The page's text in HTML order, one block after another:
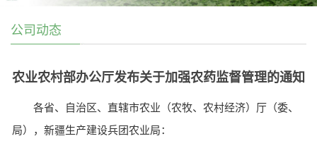
公司动态
农业农村部办公厅发布关于加强农药监督管理的通知
各省、自治区、直辖市农业（农牧、农村经济）厅（委、
局），新疆生产建设兵团农业局：